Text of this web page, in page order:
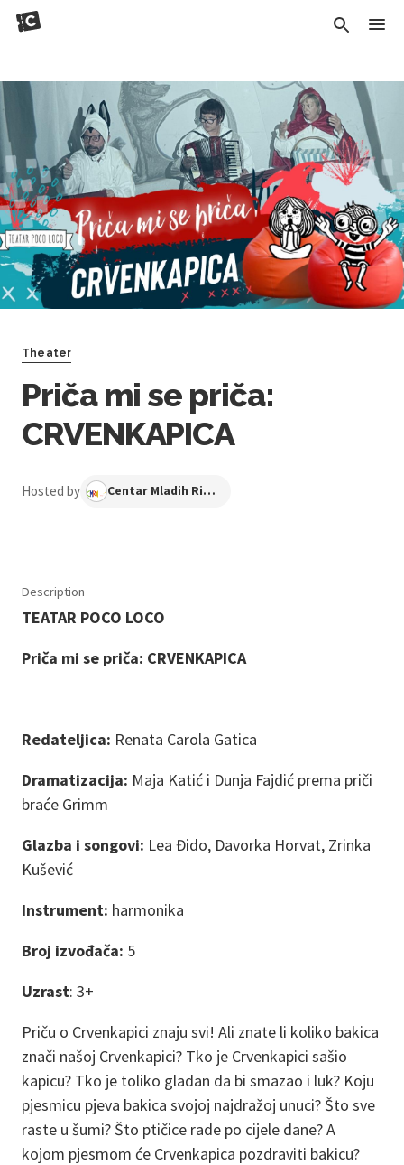
Theater
Priča mi se priča:
CRVENKAPICA
Hosted by Centar Mladih Ribnjak
Description
TEATAR POCO LOCO
Priča mi se priča: CRVENKAPICA
Redateljica: Renata Carola Gatica
Dramatizacija: Maja Katić i Dunja Fajdić prema priči
braće Grimm
Glazba i songovi: Lea Đido, Davorka Horvat, Zrinka
Kušević
Instrument: harmonika
Broj izvođača: 5
Uzrast: 3+
Priču o Crvenkapici znaju svi! Ali znate li koliko bakica
znači našoj Crvenkapici? Tko je Crvenkapici sašio
kapicu? Tko je toliko gladan da bi smazao i luk? Koju
pjesmicu pjeva bakica svojoj najdražoj unuci? Što sve
raste u šumi? Što ptičice rade po cijele dane? A
kojom pjesmom će Crvenkapica pozdraviti bakicu?